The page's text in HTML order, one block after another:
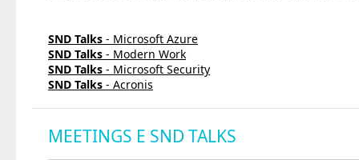
SND Talks - Microsoft Azure
SND Talks - Modern Work
SND Talks - Microsoft Security
SND Talks - Acronis
MEETINGS E SND TALKS